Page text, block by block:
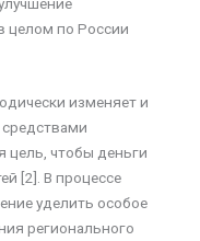
целом по России
изменяет и
цель, чтобы деньги
[2]. В процессе
уделить особое
регионального